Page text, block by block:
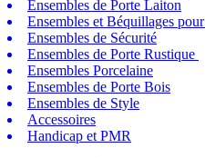
Ensembles de Porte Laiton
Ensembles et Béquillages
Ensembles de Sécurité
Ensembles de Porte Rustique
Ensembles Porcelaine
Ensembles de Porte Bois
Ensembles de Style
Accessoires
Handicap et PMR